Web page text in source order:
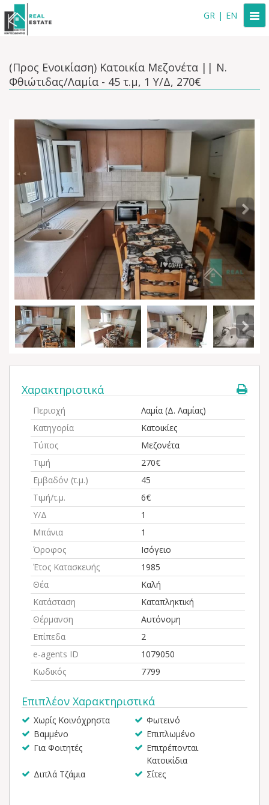
GR | EN
(Προς Ενοικίαση) Κατοικία Μεζονέτα || Ν.
Φθιώτιδας/Λαμία - 45 τ.μ, 1 Υ/Δ, 270€
Χαρακτηριστικά
Περιοχή
Λαμία (Δ. Λαμίας)
Κατηγορία
Κατοικίες
Τύπος
Μεζονέτα
Τιμή
270€
Εμβαδόν (τ.μ.)
45
Τιμή/τ.μ.
6€
Υ/Δ
1
Μπάνια
1
Όροφος
Ισόγειο
Έτος Κατασκευής
1985
Θέα
Καλή
Κατάσταση
Καταπληκτική
Θέρμανση
Αυτόνομη
Επίπεδα
2
e-agents ID
1079050
Κωδικός
7799
Επιπλέον Χαρακτηριστικά
Χωρίς Κοινόχρηστα
Φωτεινό
Βαμμένο
Επιπλωμένο
Για Φοιτητές
Επιτρέπονται
Κατοικίδια
Διπλά Τζάμια
Σίτες